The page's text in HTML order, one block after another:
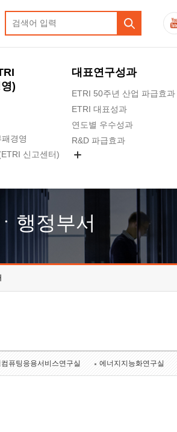
)
패경영
신고센터)
황
대표연구성과
ETRI 50주년 산업 파급효과
ETRI 대표성과
연도별 우수성과
R&D 파급효과
행정부서
퓨팅응용서비스연구실 에너지지능화연구실